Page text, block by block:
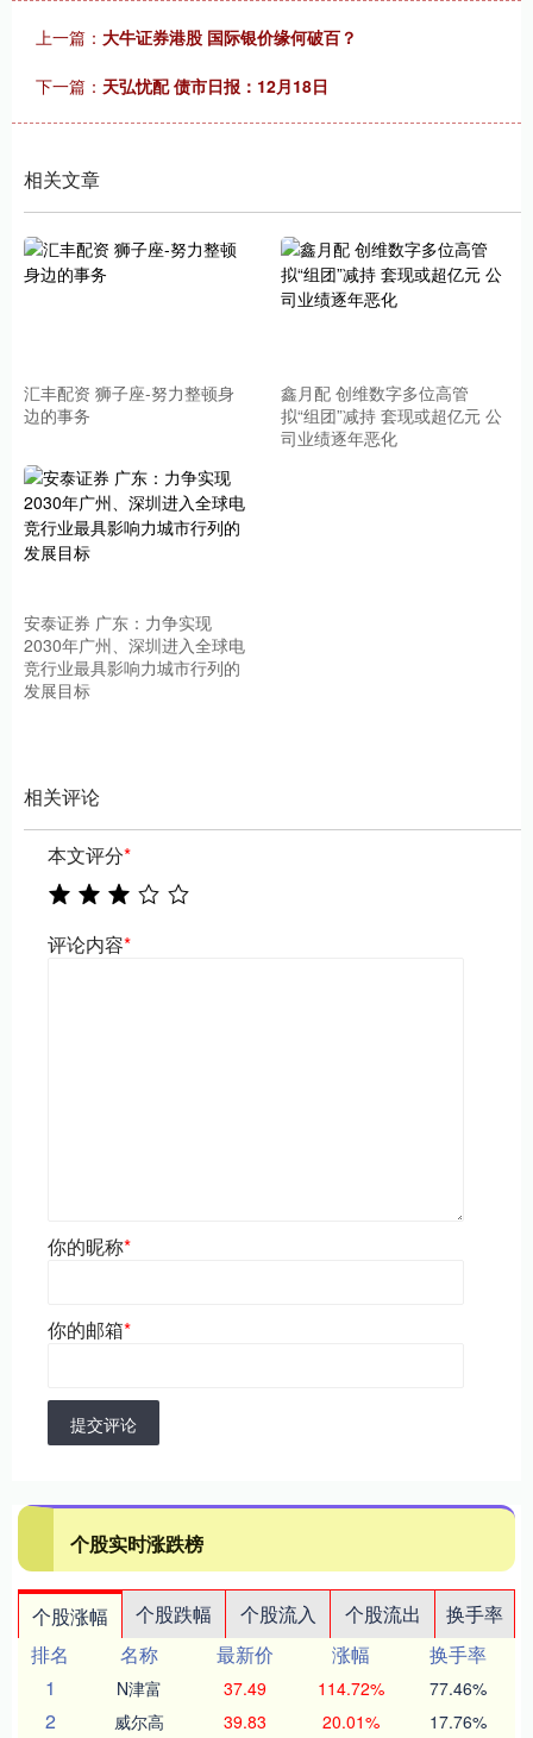
上一篇： 大牛证券港股 国际银价缘何破百？
下一篇： 天弘忧配 债市日报：12月18日
相关文章
汇丰配资 狮子座-努力整顿身
边的事务
鑫月配 创维数字多位高管
拟“组团”减持 套现或超亿元 公
司业绩逐年恶化
安泰证券 广东：力争实现
2030年广州、深圳进入全球电
竞行业最具影响力城市行列的
发展目标
相关评论
本文评分*
评论内容*
你的昵称*
你的邮箱*
提交评论
个股实时涨跌榜
个股涨幅 个股跌幅 个股流入 个股流出
换手率
排名
名称 最新价 涨幅
换手率
1
N津富 37.49 114.72% 77.46%
2 威尔高 39.83 20.01% 17.76%